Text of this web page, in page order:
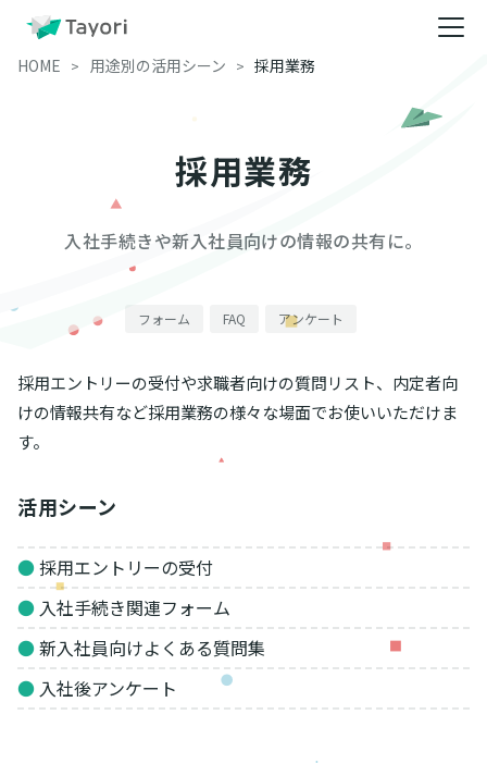
HOME 用途別の活用シーン 採用業務
採用業務
入社手続きや新入社員向けの情報の共有に。
フォーム FAQ アンケート
採用エントリーの受付や求職者向けの質問リスト、内定者向
けの情報共有など採用業務の様々な場面でお使いいただけま
す。
活用シーン
●採用エントリーの受付
● 入社手続き関連フォーム
●新入社員向けよくある質問集
● 入社後アンケート